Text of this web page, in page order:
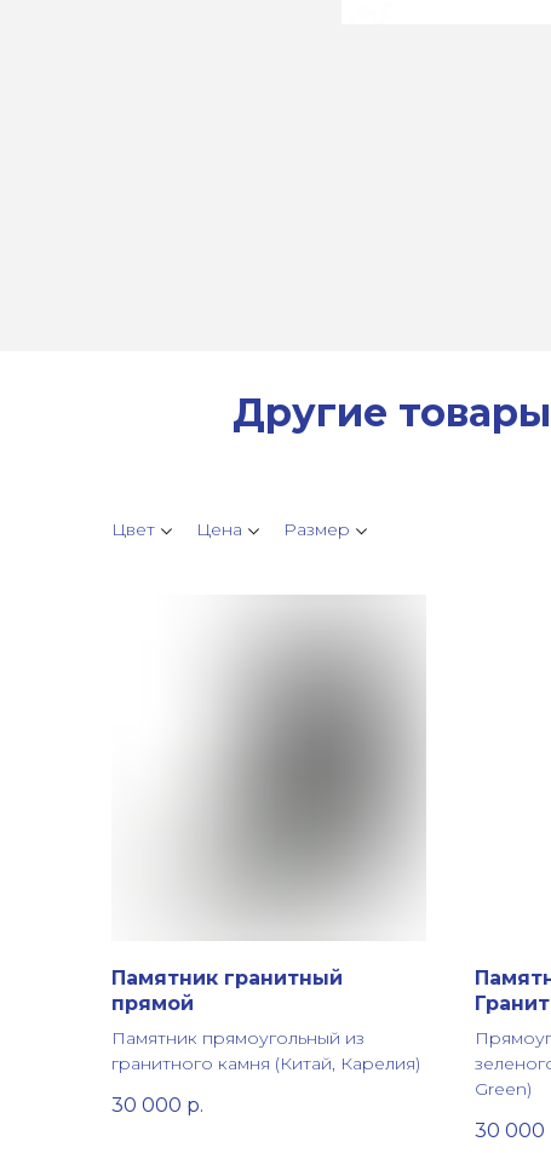
Другие товары
Цвет Цена Размер
Памятник гранитный
прямой
Памятник прямоугольный из
гранитного камня (Китай, Карелия)
30 000 р.
Green)
30 000